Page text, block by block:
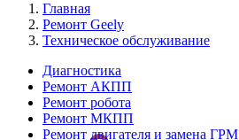
Главная
Ремонт Geely
Техническое обслуживание
Меню
Ремонт
Диагностика
Ремонт АКПП
Ремонт робота
Ремонт МКПП
Ремонт двигателя и замена ГРМ